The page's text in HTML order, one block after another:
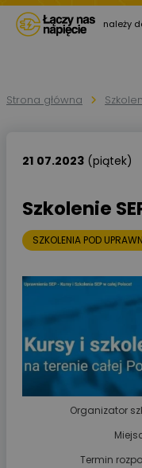
należy
Strona główna
21 07.2023 (piątek)
Szkolenie
SZKOLENIA POD
Organizator
Termin